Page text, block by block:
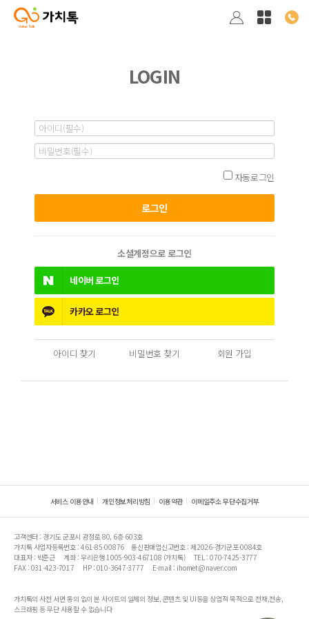
LOGIN
자동로그인
소셜계정으로 로그인
네이버로그인
카카오로그인
아이디 찾기 비밀번호 찾기 회원 가입
서비스 이용안내 개인정보처리방침 이용약관 이메일주소 무단수집거부
고객센터 : 경기도 군포시 광정로 80, 6층 603호
가치톡 사업자등록번호 : 461-85-00876
통신판매업신고번호 : 제2026-경기군포-0084호
대표자 : 박준근
계좌 : 우리은행 1005-903-467108 (가치톡)
TEL : 070-7425-3777
FAX : 031-423-7017
HP : 010-3647-3777 E-mail : ihomet@naver.com
가치톡의 사전 서면 동의 없이 본 사이트의 일체의 정보, 콘텐츠 및 UI등을 상업적 목적으로 전재,전송,
스크래핑 등 무단 사용할 수 없습니다